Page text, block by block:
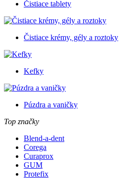
Čistiace tablety
Čistiace krémy, gély a roztoky
Kefky
Púzdra a vaničky
Top značky
Blend-a-dent
Corega
Curaprox
GUM
Protefix